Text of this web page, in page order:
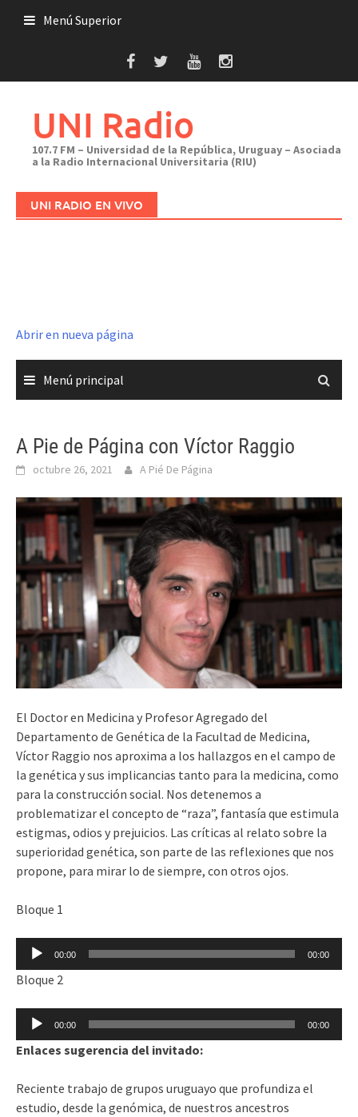
Menú Superior
UNI Radio
107.7 FM – Universidad de la República, Uruguay – Asociada
a la Radio Internacional Universitaria (RIU)
UNI RADIO EN VIVO
Abrir en nueva página
Menú principal
A Pie de Página con Víctor Raggio
octubre 26, 2021 A Pié De Página
El Doctor en Medicina y Profesor Agregado del
Departamento de Genética de la Facultad de Medicina,
Víctor Raggio nos aproxima a los hallazgos en el campo de
la genética y sus implicancias tanto para la medicina, como
para la construcción social. Nos detenemos a
problematizar el concepto de “raza”, fantasía que estimula
estigmas, odios y prejuicios. Las críticas al relato sobre la
superioridad genética, son parte de las reflexiones que nos
propone, para mirar lo de siempre, con otros ojos.
Bloque 1
Reproductor
audio
00:00 00:00
Bloque 2
Reproductor
audio
00:00 00:00
Enlaces sugerencia del invitado:
Reciente trabajo de grupos uruguayo que profundiza el
estudio, desde la genómica, de nuestros ancestros